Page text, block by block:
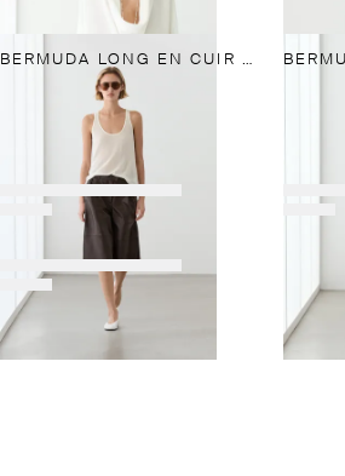
BERMUDA LONG EN CUIR NAPPA